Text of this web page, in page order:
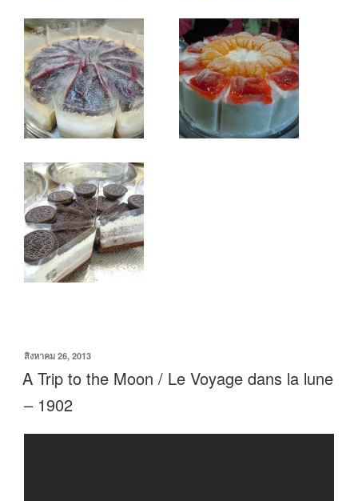
เขียน
ที่
สิงหาคม 26, 2013
A Trip to the Moon / Le Voyage dans la lune
– 1902